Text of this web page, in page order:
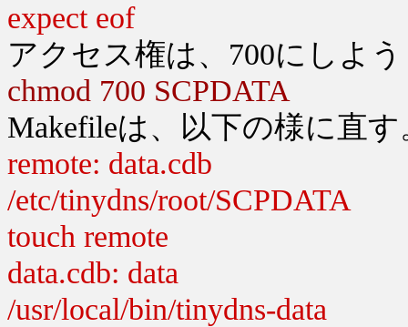
expect eof
アクセス権は、700にしよ
chmod 700 SCPDATA
Makefileは、以下の様に直す
remote: data.cdb
/etc/tinydns/root/SCPDATA
touch remote
data.cdb: data
/usr/local/bin/tinydns-data